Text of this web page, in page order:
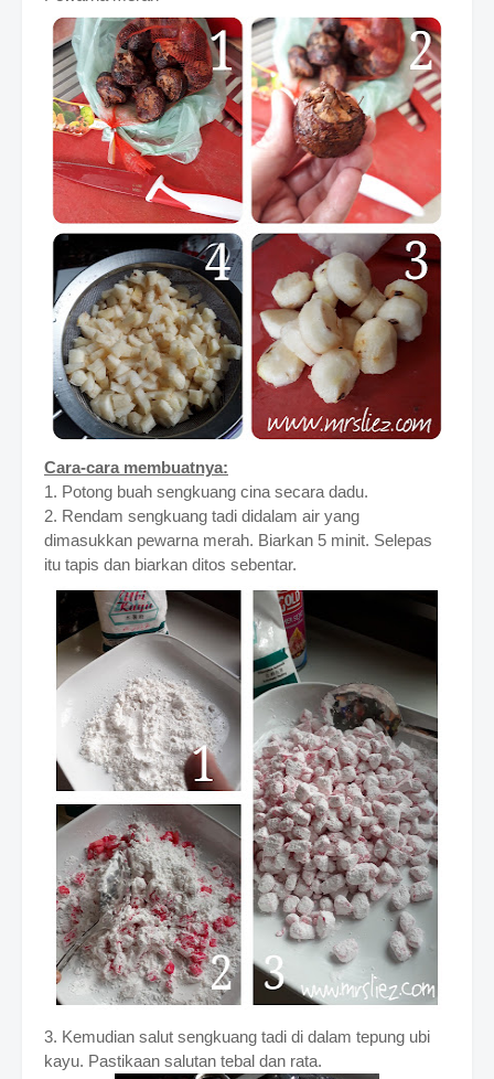
Cara-cara membuatnya:
1. Potong buah sengkuang cina secara dadu.
2. Rendam sengkuang tadi didalam air yang
dimasukkan pewarna merah. Biarkan 5 minit. Selepas
itu tapis dan biarkan ditos sebentar.
3. Kemudian salut sengkuang tadi di dalam tepung ubi
kayu. Pastikaan salutan tebal dan rata.